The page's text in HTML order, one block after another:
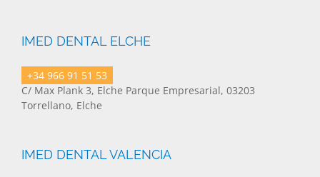
IMED DENTAL ELCHE
+34 966 91 51 53
C/ Max Plank 3, Elche Parque Empresarial, 03203
Torrellano, Elche
IMED DENTAL VALENCIA